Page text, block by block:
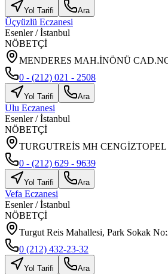
Yol Tarifi Ara
Üçyüzlü Eczanesi
Esenler/İstanbul
NÖBETÇİ
MENDERES MAH.İNÖNÜ
0 - (212) 021 - 2508
Yol Tarifi Ara
Ulu Eczanesi
Esenler/İstanbul
NÖBETÇİ
TURGUTREİS MH CENGİZTOPEL
0 - (212) 629 - 9639
Yol Tarifi Ara
Vefa Eczanesi
Esenler/İstanbul
NÖBETÇİ
Turgut Reis Mahallesi, Park Sokak
0 (212) 432-23-32
Yol Tarifi Ara